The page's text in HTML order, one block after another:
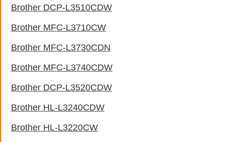
Brother DCP-L3510CDW
Brother MFC-L3710CW
Brother MFC-L3730CDN
Brother MFC-L3740CDW
Brother DCP-L3520CDW
Brother HL-L3240CDW
Brother HL-L3220CW